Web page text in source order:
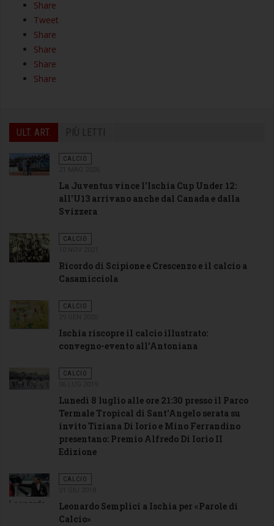
Share
Tweet
Share
Share
Share
Share
ULT. ART. PIÙ LETTI
CALCIO
La Juventus vince l'Ischia Cup Under 12:
all'U13 arrivano anche dal Canada e dalla
Svizzera
CALCIO
Ricordo di Scipione e Crescenzo e il calcio a
Casamicciola
CALCIO
Ischia riscopre il calcio illustrato:
convegno-evento all’Antoniana
CALCIO
Lunedì 8 luglio alle ore 21:30 presso il Parco
Termale Tropical di Sant'Angelo serata su
invito Tiziana Di Iorio e Mino Ferrandino
presentano: Premio Alfredo Di Iorio II
Edizione
Leonardo
CALCIO
Leonardo Semplici a Ischia per «Parole di
Calcio»